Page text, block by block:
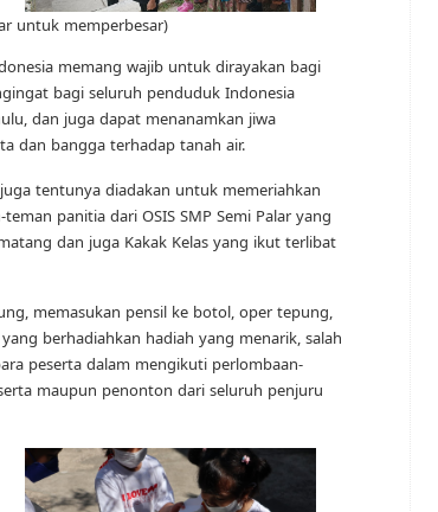
untuk memperbesar)
memang wajib untuk dirayakan bagi
bagi seluruh penduduk Indonesia
dan juga dapat menanamkan jiwa
dan bangga terhadap tanah air.
tentunya diadakan untuk memeriahkan
panitia dari OSIS SMP Semi Palar yang
dan juga Kakak Kelas yang ikut terlibat
memasukan pensil ke botol, oper tepung,
berhadiahkan hadiah yang menarik, salah
peserta dalam mengikuti perlombaan-
maupun penonton dari seluruh penjuru